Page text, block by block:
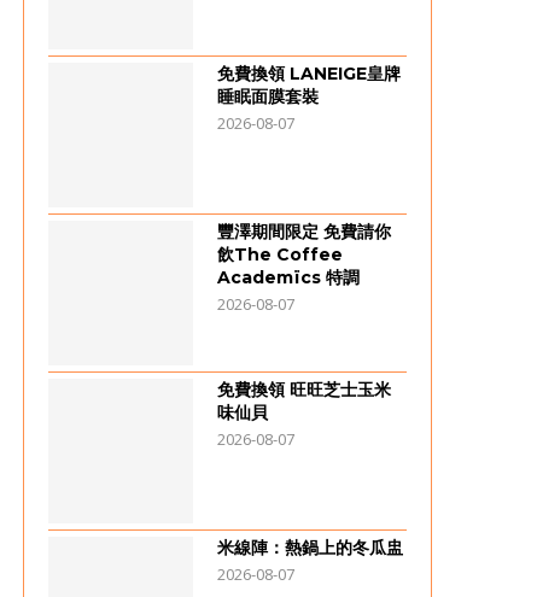
免費換領 LANEIGE皇牌
睡眠面膜套裝
2026-08-07
豐澤期間限定 免費請你
飲The Coffee
Academïcs 特調
2026-08-07
免費換領 旺旺芝士玉米
味仙貝
2026-08-07
米線陣：熱鍋上的冬瓜盅
2026-08-07